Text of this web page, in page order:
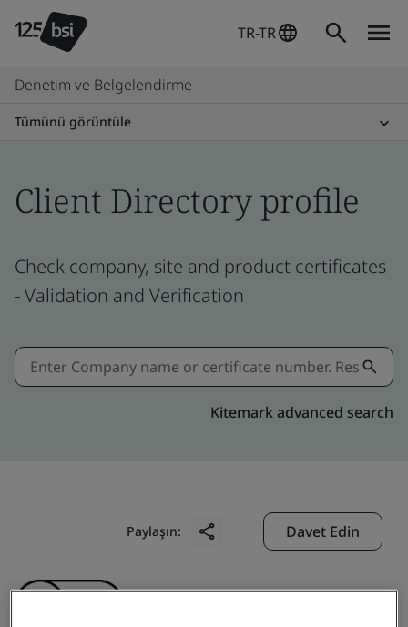
TR-TR
Denetim ve Belgelendirme
Tümünü görüntüle
Client Directory profile
Check company, site and product certificates
- Validation and Verification
Kitemark advanced search
Paylaşın: Davet Edin